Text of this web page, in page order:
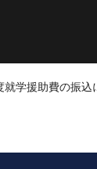
就学援助費の振込